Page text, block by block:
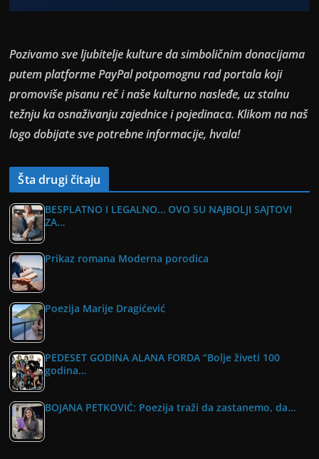
Pozivamo sve ljubitelje kulture da simboličnim donacijama
putem platforme PayPal potpomognu rad portala koji
promoviše pisanu reč i naše kulturno nasleđe, uz stalnu
težnju ka osnaživanju zajednice i pojedinaca. Klikom na naš
logo dobijate sve potrebne informacije, hvala!
Šta drugi čitaju
BESPLATNO I LEGALNO… OVO SU NAJBOLJI SAJTOVI
ZA…
Prikaz romana Moderna porodica
Poezija Marije Dragićević
PEDESET GODINA ALANA FORDA “Bolje živeti 100
godina…
BOJANA PETKOVIĆ: Poezija traži da zastanemo, da…